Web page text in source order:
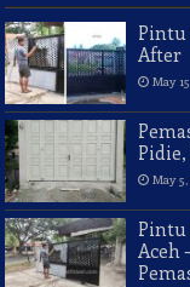
Pintu
After
May
May
Pintu
Aceh